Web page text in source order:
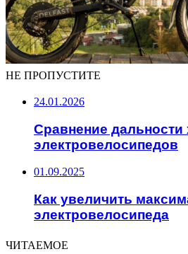
НЕ ПРОПУСТИТЕ
24.01.2026
Сравнение дальности
электровелосипедов
01.09.2025
Как увеличить
электровелосипеда
ЧИТАЕМОЕ